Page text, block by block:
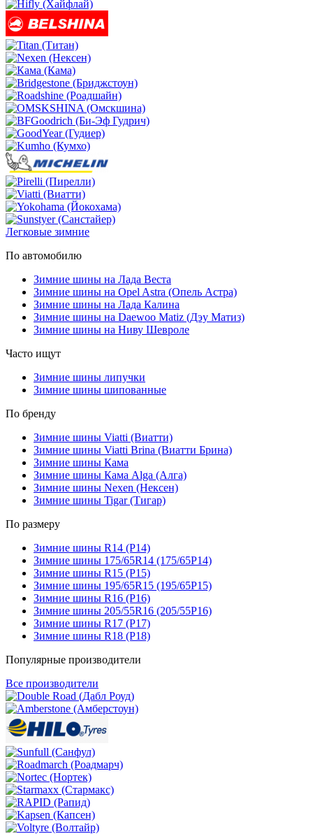
Легковые зимние
По автомобилю
Зимние шины на Лада Веста
Зимние шины на Opel Astra (Опель Астра)
Зимние шины на Лада Калина
Зимние шины на Daewoo Matiz (Дэу Матиз)
Зимние шины на Ниву Шевроле
Часто ищут
Зимние шины липучки
Зимние шины шипованные
По бренду
Зимние шины Viatti (Виатти)
Зимние шины Viatti Brina (Виатти Брина)
Зимние шины Кама
Зимние шины Кама Alga (Алга)
Зимние шины Nexen (Нексен)
Зимние шины Tigar (Тигар)
По размеру
Зимние шины R14 (Р14)
Зимние шины 175/65R14 (175/65Р14)
Зимние шины R15 (Р15)
Зимние шины 195/65R15 (195/65Р15)
Зимние шины R16 (Р16)
Зимние шины 205/55R16 (205/55Р16)
Зимние шины R17 (Р17)
Зимние шины R18 (Р18)
Популярные производители
Все производители